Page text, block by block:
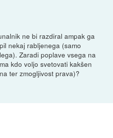
ne bi razdiral ampak ga
nekaj rabljenega (samo
Zaradi poplave vsega na
kdo voljo svetovati kakšen
ter zmogljivost prava)?